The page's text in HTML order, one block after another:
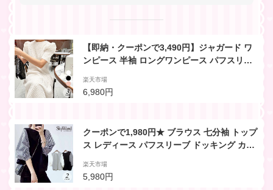
【即納・クーポンで3,490円】ジャガード ワ
ンピース 半袖 ロングワンピース パフスリー
ース 白 黒 ふくれジャガード Aライン ミモレ
レディース ゆったり きれいめ ホワイト ブラ
楽天市場
6,980円
クーポンで1,980円★ ブラウス 七分袖 トップ
ス レディース パフスリーブ ドッキング カッ
プル 大人可愛い 春 夏 秋 無地 ギンガムチェ
ック フェミニン パワショル 韓国ファッショ
楽天市場
5,980円